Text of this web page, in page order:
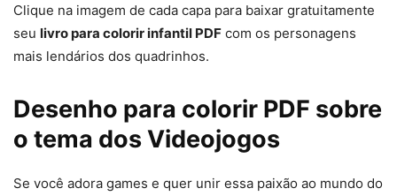
Clique na imagem de cada capa para baixar gratuitamente
seu livro para colorir infantil PDF com os personagens
mais lendários dos quadrinhos.
Desenho para colorir PDF sobre
o tema dos Videojogos
Se você adora games e quer unir essa paixão ao mundo do